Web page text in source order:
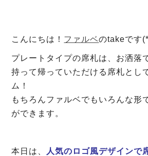
こんにちは！ ファルベのtakeです
プレートタイプの席札は、お洒落
持って帰っていただける席札とし
ム！
もちろんファルベでもいろんな形
ができます。
本日は、
人気のロゴ風デザインで